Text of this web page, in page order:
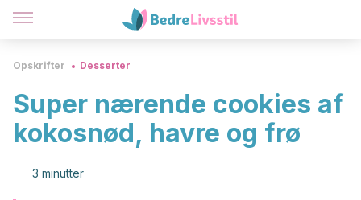
Opskrifter Desserter
Super nærende cookies af
kokosnød, havre og frø
3 minutter